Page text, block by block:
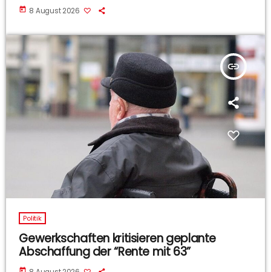
today 8 August 2026
insert_link
Politik
Gewerkschaften kritisieren geplante
Abschaffung der “Rente mit 63”